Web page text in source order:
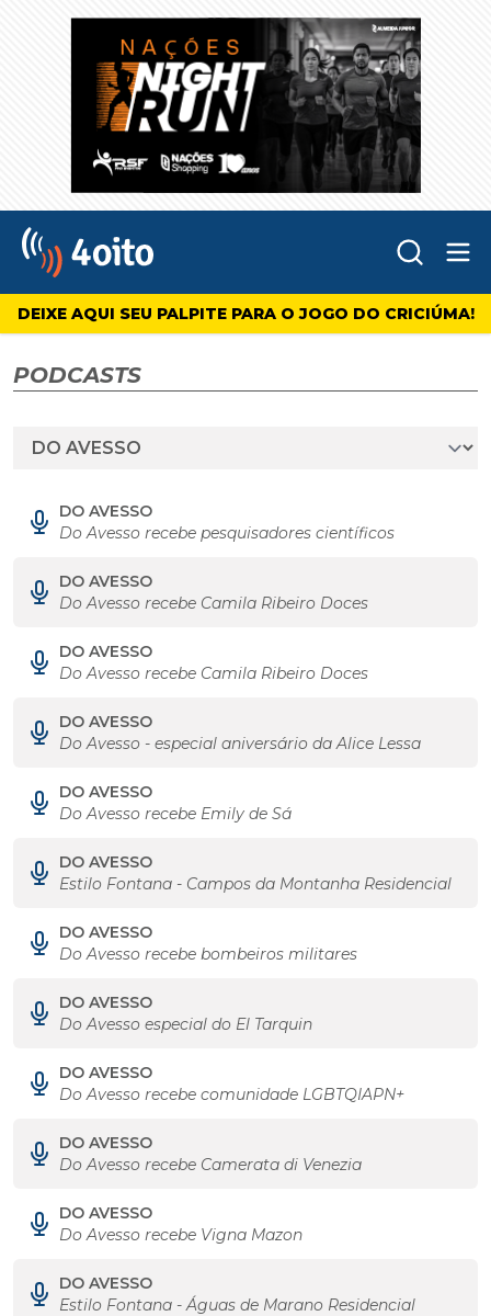
4oito
DEIXE AQUI SEU PALPITE PARA O JOGO DO CRICIÚMA!
PODCASTS
DO AVESSO
Do Avesso recebe pesquisadores científicos
DO AVESSO
Do Avesso recebe Camila Ribeiro Doces
DO AVESSO
Do Avesso recebe Camila Ribeiro Doces
DO AVESSO
Do Avesso - especial aniversário da Alice Lessa
DO AVESSO
Do Avesso recebe Emily de Sá
DO AVESSO
Estilo Fontana - Campos da Montanha Residencial
DO AVESSO
Do Avesso recebe bombeiros militares
DO AVESSO
Do Avesso especial do El Tarquin
DO AVESSO
Do Avesso recebe comunidade LGBTQIAPN+
DO AVESSO
Do Avesso recebe Camerata di Venezia
DO AVESSO
Do Avesso recebe Vigna Mazon
DO AVESSO
Estilo Fontana - Águas de Marano Residencial